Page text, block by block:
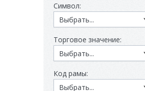
Символ:
Торговое значение:
Код рамы: